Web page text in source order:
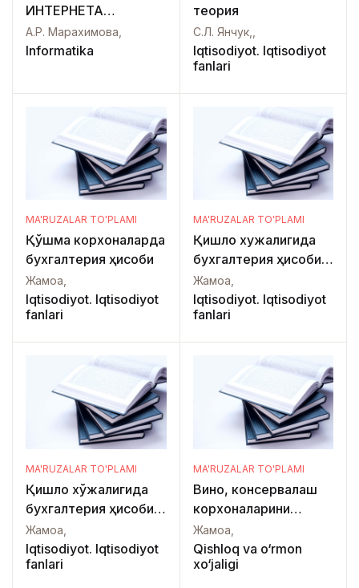
ИНТЕРНЕТА
МЕТОДЫ И
СРЕДСТВА
А.Р. Марахимова,
Informatika
теория
С.Л. Янчук,,
Iqtisodiyot. Iqtisodiyot
fanlari
MA'RUZALAR TO'PLAMI
Қўшма корхоналарда
бухгалтерия ҳисоби
Жамоа,
Iqtisodiyot. Iqtisodiyot
fanlari
MA'RUZALAR TO'PLAMI
Қишлоқ хужалигида
бухгалтерия ҳисоби
статистика асослари
билан
Жамоа,
Iqtisodiyot. Iqtisodiyot
fanlari
MA'RUZALAR TO'PLAMI
Қишлоқ хўжалигида
бухгалтерия ҳисоби
ва аудит
Жамоа,
Iqtisodiyot. Iqtisodiyot
fanlari
MA'RUZALAR TO'PLAMI
Вино, консервалаш
корхоналарини
жиҳозлаш ва
лойиҳалаш асослари
Жамоа,
Qishloq va o‘rmon
xo‘jaligi